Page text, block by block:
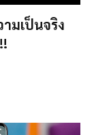
มเป็นจริง